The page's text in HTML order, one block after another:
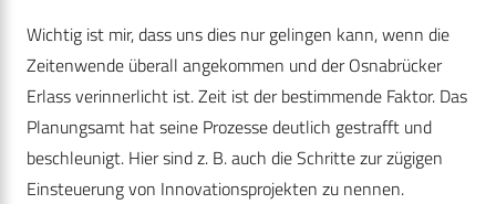
Wichtig ist mir, dass uns dies nur gelingen kann, wenn die
Zeitenwende überall angekommen und der Osnabrücker
Erlass verinnerlicht ist. Zeit ist der bestimmende Faktor. Das
Planungsamt hat seine Prozesse deutlich gestrafft und
beschleunigt. Hier sind z. B. auch die Schritte zur zügigen
Einsteuerung von Innovationsprojekten zu nennen.